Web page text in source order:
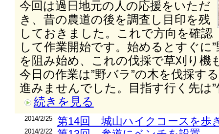
今回は過日地元の人の応援をいただ
き、昔の農道の後を調査し目印を残
しておきました。これで方向を確認
して作業開始です。始めるとすぐに
を阻み始め、これの伐採で草刈り機
今日の作業は”野バラ”の木を伐採す
進みませんでした。目指す行く先は”
続きを見る
2014/2/25 第14回 城山ハイクコースを歩
2014/2/22